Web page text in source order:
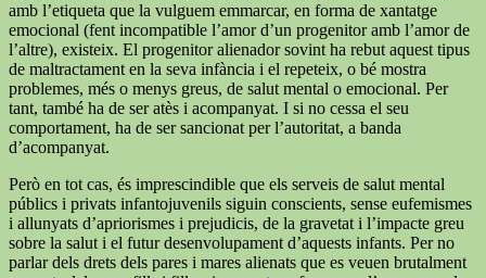
amb l’etiqueta que la vulguem emmarcar, en forma de xantatge
emocional (fent incompatible l’amor d’un progenitor amb l’amor de
l’altre), existeix. El progenitor alienador sovint ha rebut aquest tipus
de maltractament en la seva infància i el repeteix, o bé mostra
problemes, més o menys greus, de salut mental o emocional. Per
tant, també ha de ser atès i acompanyat. I si no cessa el seu
comportament, ha de ser sancionat per l’autoritat, a banda
d’acompanyat.
Però en tot cas, és imprescindible que els serveis de salut mental
públics i privats infantojuvenils siguin conscients, sense eufemismes
i allunyats d’apriorismes i prejudicis, de la gravetat i l’impacte greu
sobre la salut i el futur desenvolupament d’aquests infants. Per no
parlar dels drets dels pares i mares alienats que es veuen brutalment